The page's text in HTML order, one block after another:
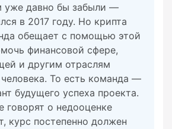
уже давно бы забыли —
в 2017 году. Но крипта
обещает с помощью этой
финансовой сфере,
и другим отраслям
То есть команда —
будущего успеха проекта.
говорят о недооценке
курс постепенно должен